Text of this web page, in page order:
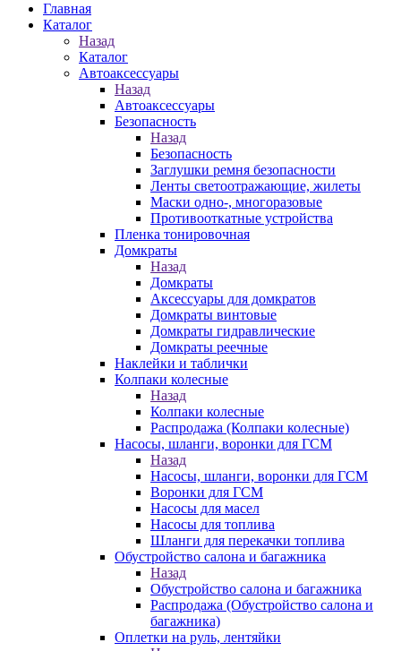
Главная
Каталог
Назад
Каталог
Автоаксессуары
Назад
Автоаксессуары
Безопасность
Назад
Безопасность
Заглушки ремня безопасности
Ленты светоотражающие, жилеты
Маски одно-, многоразовые
Противооткатные устройства
Пленка тонировочная
Домкраты
Назад
Домкраты
Аксессуары для домкратов
Домкраты винтовые
Домкраты гидравлические
Домкраты реечные
Наклейки и таблички
Колпаки колесные
Назад
Колпаки колесные
Распродажа (Колпаки колесные)
Насосы, шланги, воронки для ГСМ
Назад
Насосы, шланги, воронки для ГСМ
Воронки для ГСМ
Насосы для масел
Насосы для топлива
Шланги для перекачки топлива
Обустройство салона и багажника
Назад
Обустройство салона и багажника
Распродажа (Обустройство салона и
багажника)
Оплетки на руль, лентяйки